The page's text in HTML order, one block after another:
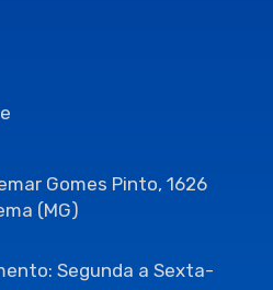
Gomes Pinto, 1626
(MG)
Segunda a Sexta-